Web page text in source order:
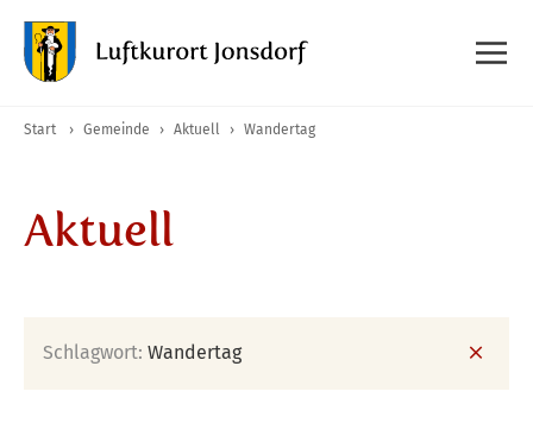
Start › Gemeinde › Aktuell › Wandertag
Aktuell
Schlagwort: Wandertag